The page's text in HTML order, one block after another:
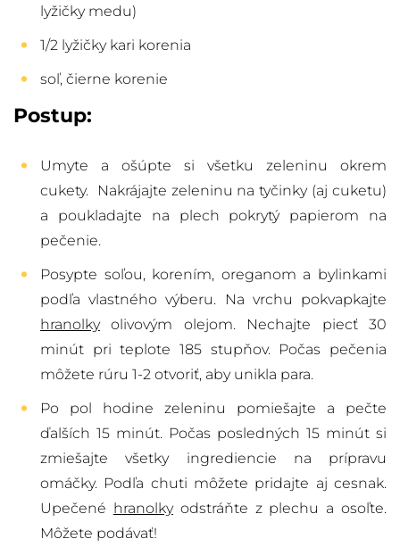
lyžičky medu)
1/2 lyžičky kari korenia
soľ, čierne korenie
Postup:
Umyte a ošúpte si všetku zeleninu okrem
cukety. Nakrájajte zeleninu na tyčinky (aj cuketu)
a poukladajte na plech pokrytý papierom na
pečenie.
Posypte soľou, korením, oreganom a bylinkami
podľa vlastného výberu. Na vrchu pokvapkajte
hranolkyolivovým olejom. Nechajte piecť 30
minút pri teplote 185 stupňov. Počas pečenia
môžete rúru 1-2 otvoriť, aby unikla para.
Po pol hodine zeleninu pomiešajte a pečte
ďalších 15 minút. Počas posledných 15 minút si
zmiešajte všetky ingrediencie na prípravu
omáčky. Podľa chuti môžete pridajte aj cesnak.
Upečené hranolkyodstráňte z plechu a osoľte.
Môžete podávať!